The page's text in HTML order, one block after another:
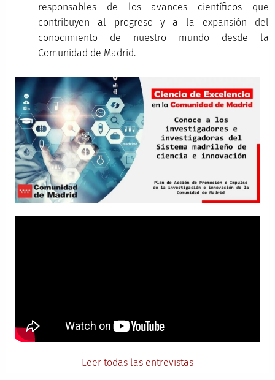
responsables de los avances científicos que
contribuyen al progreso y a la expansión del
conocimiento de nuestro mundo desde la
Comunidad de Madrid.
Leer todas las entrevistas